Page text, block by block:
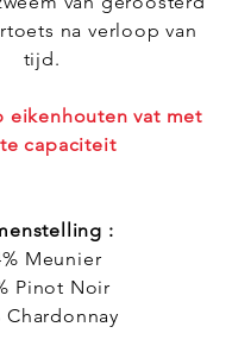
na verloop van
tijd.
eikenhouten vat met
capaciteit
:
Meunier
Pinot Noir
Chardonnay